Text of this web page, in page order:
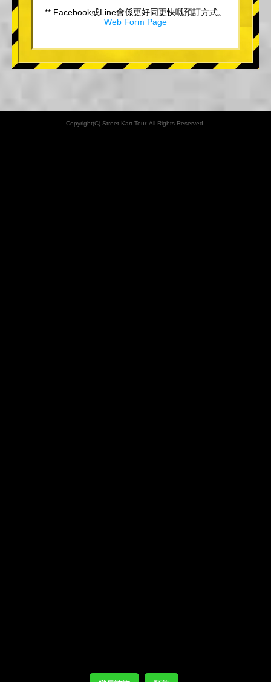
** Facebook或Line會係更好同更快嘅預訂方式。
Web Form Page
Copyright(C) Street Kart Tour. All Rights Reserved.